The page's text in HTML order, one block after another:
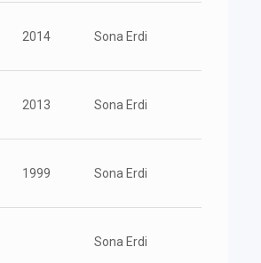
2014 Sona Erdi
2013 Sona Erdi
1999 Sona Erdi
Sona Erdi